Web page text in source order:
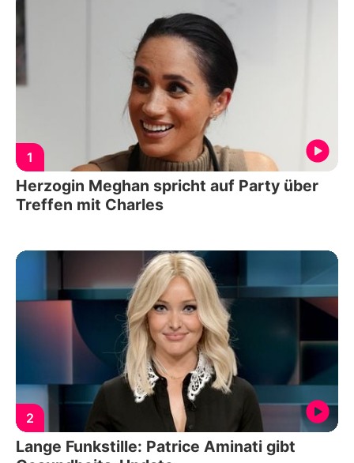
1
Herzogin Meghan spricht auf Party über
Treffen mit Charles
2
Lange Funkstille: Patrice Aminati gibt